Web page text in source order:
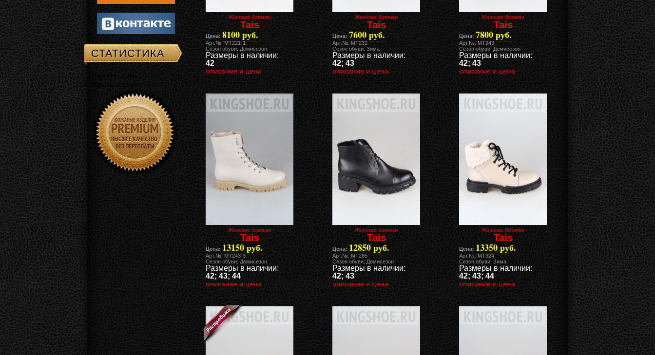
Женские ботинки
Tais
Женские ботинки
Tais
Женские ботинки
Tais
Цена: 8100 руб.
Арт.№: MT221-1
Сезон обуви: Демисезон
Размеры в наличии:
42
описание и цена
Цена: 7600 руб.
Арт.№: MT231
Сезон обуви: Зима
Размеры в наличии:
42; 43
описание и цена
Цена: 7800 руб.
Арт.№: MT243
Сезон обуви: Демисезон
Размеры в наличии:
42; 43
описание и цена
Женские ботинки
Tais
Женские ботинки
Tais
Женские ботинки
Tais
Цена: 13150 руб.
Арт.№: MT243-3
Сезон обуви: Демисезон
Размеры в наличии:
42; 43; 44
описание и цена
Цена: 12850 руб.
Арт.№: MT285
Сезон обуви: Демисезон
Размеры в наличии:
42; 43
описание и цена
Цена: 13350 руб.
Арт.№: MT324
Сезон обуви: Зима
Размеры в наличии:
42; 43; 44
описание и цена
СТАТИСТИКА
Память: 4 Mb
Время: 0.05067 сек.